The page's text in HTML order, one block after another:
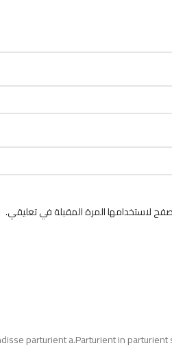
لاستخدامها المرة المقبلة في تعليقي.
parturient a.Parturient in